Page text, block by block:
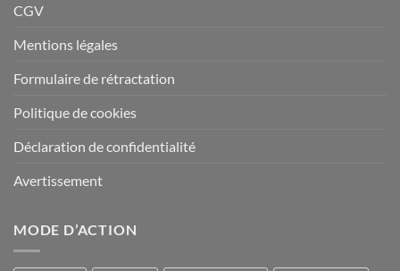
CGV
Mentions légales
Formulaire de rétractation
Politique de cookies
Déclaration de confidentialité
Avertissement
MODE D’ACTION